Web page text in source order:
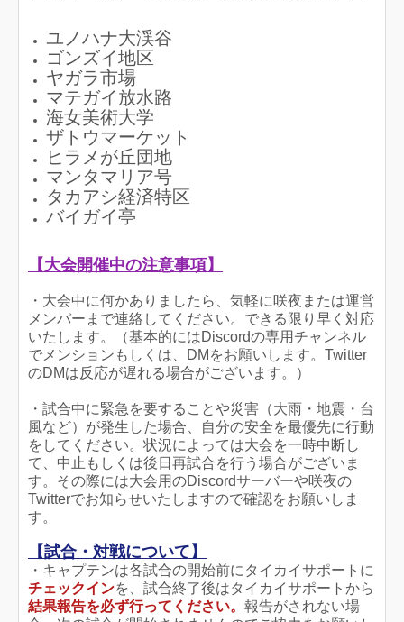
ユノハナ大渓谷
ゴンズイ地区
ヤガラ市場
マテガイ放水路
海女美術大学
ザトウマーケット
ヒラメが丘団地
マンタマリア号
タカアシ経済特区
バイガイ亭
【大会開催中の注意事項】
・大会中に何かありましたら、気軽に咲夜または運営
メンバーまで連絡してください。できる限り早く対応
いたします。（基本的にはDiscordの専用チャンネル
でメンションもしくは、DMをお願いします。Twitter
のDMは反応が遅れる場合がございます。）
・試合中に緊急を要することや災害（大雨・地震・台
風など）が発生した場合、自分の安全を最優先に行動
をしてください。状況によっては大会を一時中断し
て、中止もしくは後日再試合を行う場合がございま
す。その際には大会用のDiscordサーバーや咲夜の
Twitterでお知らせいたしますので確認をお願いしま
す。
【試合・対戦について】
・キャプテンは各試合の開始前にタイカイサポートに
チェックインを、試合終了後はタイカイサポートから
結果報告を必ず行ってください。 報告がされない場